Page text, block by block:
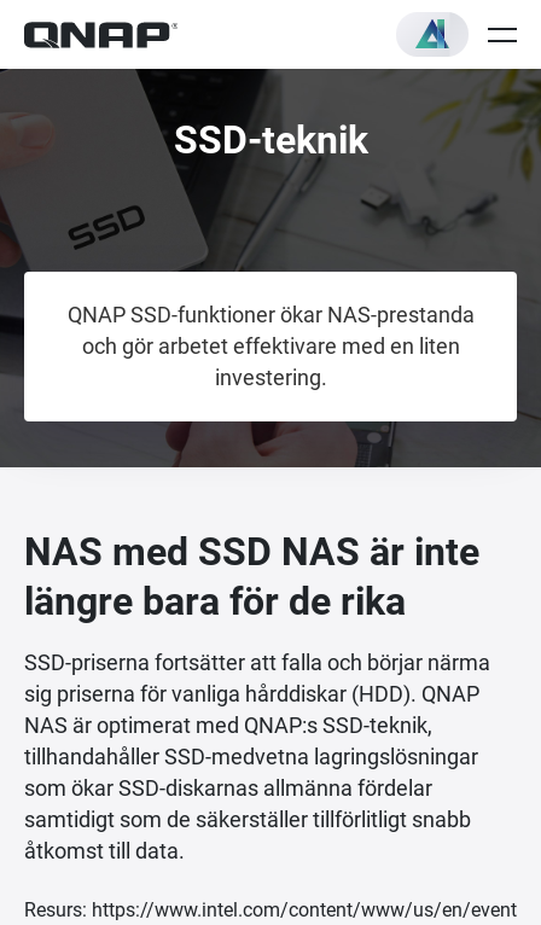
SSD-teknik
QNAP SSD-funktioner ökar NAS-prestanda
och gör arbetet effektivare med en liten
investering.
NAS med SSD NAS är inte
längre bara för de rika
SSD-priserna fortsätter att falla och börjar närma
sig priserna för vanliga hårddiskar (HDD). QNAP
NAS är optimerat med QNAP:s SSD-teknik,
tillhandahåller SSD-medvetna lagringslösningar
som ökar SSD-diskarnas allmänna fördelar
samtidigt som de säkerställer tillförlitligt snabb
åtkomst till data.
Resurs: https://www.intel.com/content/www/us/en/event